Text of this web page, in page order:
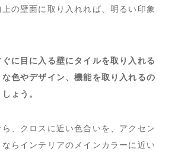
の壁面に取り入れれば、明るい印象
に目に入る壁にタイルを取り入れる
色やデザイン、機能を取り入れるの
ょう。
、クロスに近い色合いを、アクセン
ならインテリアのメインカラーに近い